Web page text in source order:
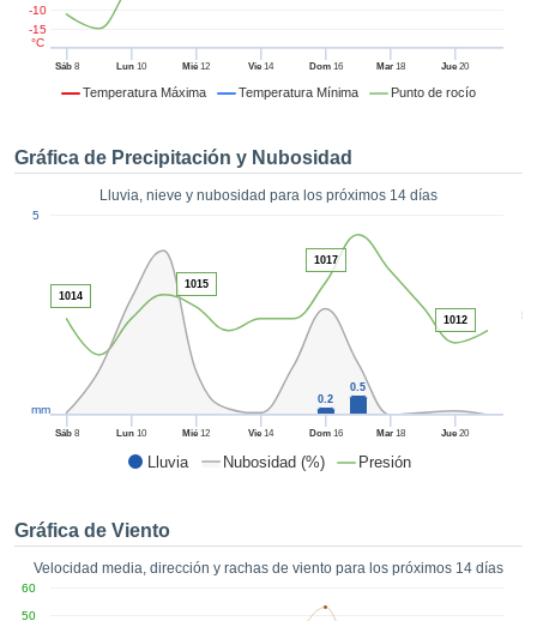
digital
basada
nuestra
el botón
a la
ya sean
nuestros
así como
un perfil
para
CONTINUAR
CONFIGURACIÓN
Temperatura Máxima Temperatura Mínima Punto de rocío
Sáb8 Lun 10 Mié 12 Vie 14 Dom16 Mar18 Jue 20
-15
-10
°C
Gráfica de Precipitación y Nubosidad
Lluvia, nieve y nubosidad para los próximos 14 días
Lluvia Nubosidad (%) Presión
50
Sáb8 Lun 10 Mié 12 Vie 14 Dom16 Mar18 Jue 20
5
mm
0.2
0.5
1014
1015
1017
1012
Gráfica de Viento
Velocidad media, dirección y rachas de viento para los próximos 14 días
50
60